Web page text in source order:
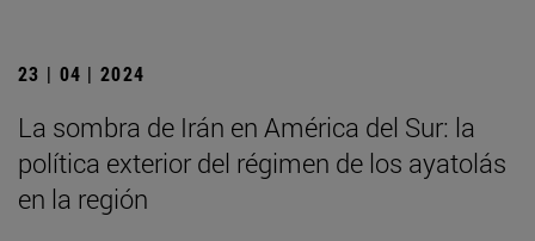
23 | 04 | 2024
La sombra de Irán en América del Sur: la
política exterior del régimen de los ayatolás
en la región